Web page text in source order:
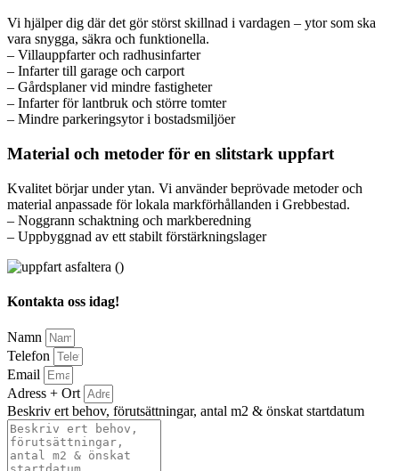
Vi hjälper dig där det gör störst skillnad i vardagen – ytor som ska
vara snygga, säkra och funktionella.
– Villauppfarter och radhusinfarter
– Infarter till garage och carport
– Gårdsplaner vid mindre fastigheter
– Infarter för lantbruk och större tomter
– Mindre parkeringsytor i bostadsmiljöer
Material och metoder för en slitstark uppfart
Kvalitet börjar under ytan. Vi använder beprövade metoder och
material anpassade för lokala markförhållanden i Grebbestad.
– Noggrann schaktning och markberedning
– Uppbyggnad av ett stabilt förstärkningslager
Kontakta oss idag!
Namn
Telefon
Email
Adress + Ort
Beskriv ert behov, förutsättningar, antal m2 & önskat startdatum